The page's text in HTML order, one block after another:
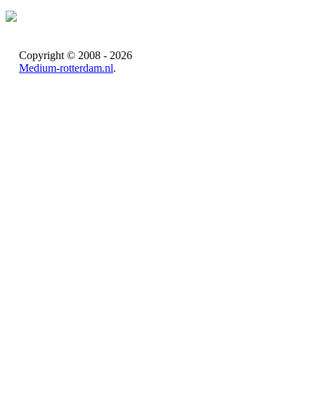
Copyright © 2008 - 2026
Medium-rotterdam.nl.